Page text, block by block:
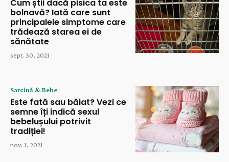
Cum știi dacă pisica ta este
bolnavă? Iată care sunt
principalele simptome care
trădează starea ei de
sănătate
sept. 30, 2021
Sarcină & Bebe
Este fată sau băiat? Vezi ce
semne îți indică sexul
bebelușului potrivit
tradiției!
nov. 1, 2021